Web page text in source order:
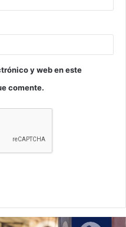
y web en este
comente.